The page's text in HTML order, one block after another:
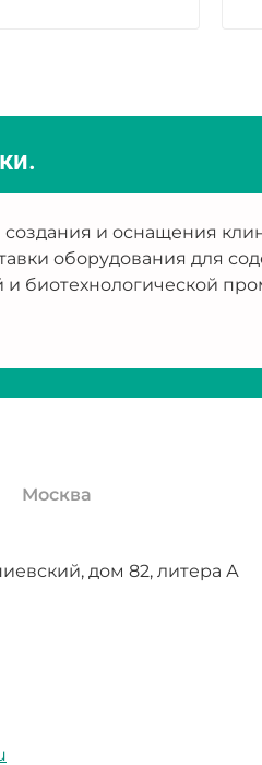
и оснащения
оборудования для
биотехнологической
Москва
дом 82, литера А